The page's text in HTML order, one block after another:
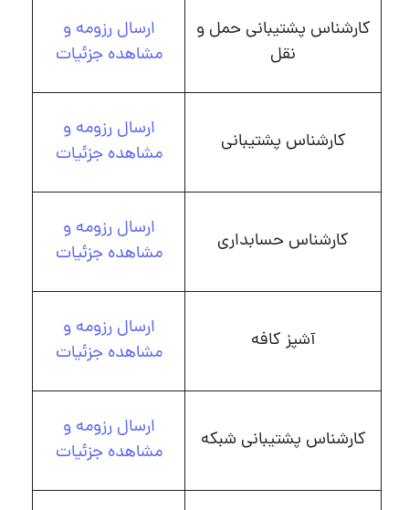
کارشناس پشتیبانی حمل و
نقل
ارسال رزومه و
مشاهده جزئیات
کارشناس پشتیبانی
ارسال رزومه و
مشاهده جزئیات
کارشناس حسابداری
ارسال رزومه و
مشاهده جزئیات
آشپز کافه
ارسال رزومه و
مشاهده جزئیات
کارشناس پشتیبانی شبکه
ارسال رزومه و
مشاهده جزئیات